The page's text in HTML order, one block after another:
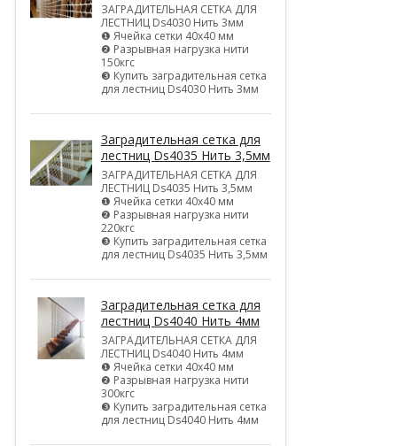
ЗАГРАДИТЕЛЬНАЯ СЕТКА ДЛЯ
ЛЕСТНИЦ Ds4030 Нить 3мм
❶ Ячейка сетки 40х40 мм
❷ Разрывная нагрузка нити
150кгс
❸ Купить заградительная сетка
для лестниц Ds4030 Нить 3мм
Заградительная сетка для
лестниц Ds4035 Нить 3,5мм
ЗАГРАДИТЕЛЬНАЯ СЕТКА ДЛЯ
ЛЕСТНИЦ Ds4035 Нить 3,5мм
❶ Ячейка сетки 40х40 мм
❷ Разрывная нагрузка нити
220кгс
❸ Купить заградительная сетка
для лестниц Ds4035 Нить 3,5мм
Заградительная сетка для
лестниц Ds4040 Нить 4мм
ЗАГРАДИТЕЛЬНАЯ СЕТКА ДЛЯ
ЛЕСТНИЦ Ds4040 Нить 4мм
❶ Ячейка сетки 40х40 мм
❷ Разрывная нагрузка нити
300кгс
❸ Купить заградительная сетка
для лестниц Ds4040 Нить 4мм